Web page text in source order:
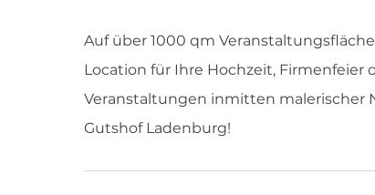
Auf über 1000 qm
Location für Ihre Hochzeit, Firmenfeier
Veranstaltungen inmitten malerischer
Gutshof Ladenburg!